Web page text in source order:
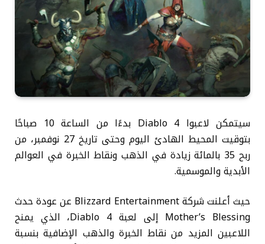
سيتمكن لاعبوا Diablo 4 بدءًا من الساعة 10 صباحًا
بتوقيت المحيط الهادئ اليوم وحتى تاريخ 27 نوفمبر، من
ربح 35 بالمائة زيادة في الذهب ونقاط الخبرة في العوالم
الأبدية والموسمية.
حيث أعلنت شركة Blizzard Entertainment عن عودة حدث
Mother’s Blessing إلى لعبة Diablo 4، الذي يمنح
اللاعبين المزيد من نقاط الخبرة والذهب الإضافية بنسبة